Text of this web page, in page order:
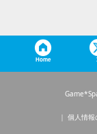
Home
個人情報